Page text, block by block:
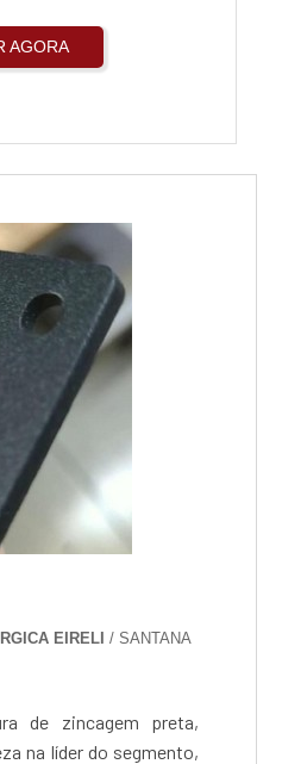
AGORA
EIRELI/ SANTANA
de zincagem preta,
na líder do segmento,